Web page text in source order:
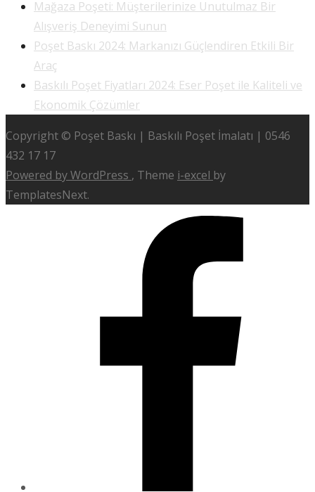
Mağaza Poşeti: Müşterilerinize Unutulmaz Bir
Alışveriş Deneyimi Sunun
Poşet Baskı 2024: Markanızı Güçlendiren Etkili Bir
Araç
Baskılı Poşet Fiyatları 2024: Eser Poşet ile Kaliteli ve
Ekonomik Çözümler
Copyright © Poşet Baskı | Baskılı Poşet İmalatı | 0546
432 17 17
Powered by WordPress , Theme i-excel by
TemplatesNext.